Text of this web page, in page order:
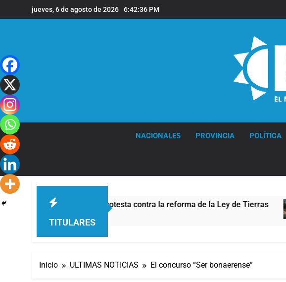
al
jueves, 6 de agosto de 2026 6:42:37 PM
NACIONALES PROVINCIA POLÍTICA
TITULARES
por la protesta contra la reforma de la Ley de Tierras
Inicio ULTIMAS NOTICIAS El concurso “Ser bonaerense”